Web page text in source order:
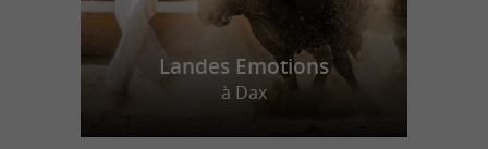
Landes Emotions
à Dax